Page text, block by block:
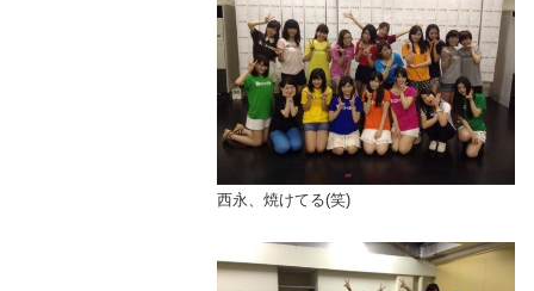
その後はお待ちかねの握手会！！
いつもよりゆっくり話す時間がなかったけ
ど
沢山の方と握手出来て嬉しかったな(ﾉ´▽
｀)ﾉ♡
最後にみんなで(((o(*ﾟ▽ﾟ*)o)))
西永、焼けてる(笑)